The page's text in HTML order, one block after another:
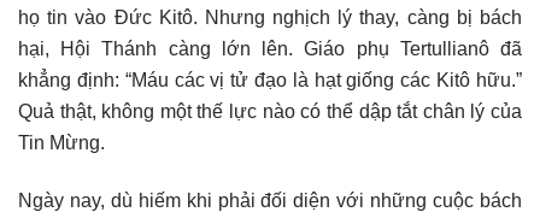
họ tin vào Đức Kitô. Nhưng nghịch lý thay, càng bị bách
hại, Hội Thánh càng lớn lên. Giáo phụ Tertullianô đã
khẳng định: “Máu các vị tử đạo là hạt giống các Kitô hữu.”
Quả thật, không một thế lực nào có thể dập tắt chân lý của
Tin Mừng.
Ngày nay, dù hiếm khi phải đối diện với những cuộc bách